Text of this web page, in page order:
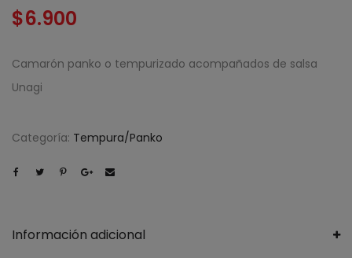
$6.900
Camarón panko o tempurizado acompañados de salsa
Unagi
Categoría: Tempura/Panko
Información adicional